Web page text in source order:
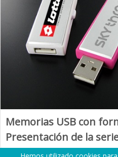
Memorias USB con
Presentación de la